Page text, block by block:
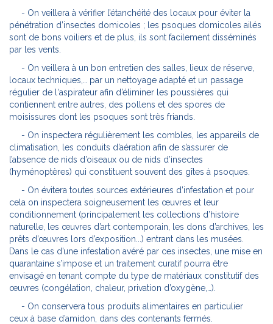
- On veillera à vérifier l’étanchéité des locaux pour éviter la
pénétration d’insectes domicoles ; les psoques domicoles ailés
sont de bons voiliers et de plus, ils sont facilement disséminés
par les vents.
- On veillera à un bon entretien des salles, lieux de réserve,
locaux techniques,… par un nettoyage adapté et un passage
régulier de l‘aspirateur afin d’éliminer les poussières qui
contiennent entre autres, des pollens et des spores de
moisissures dont les psoques sont très friands.
- On inspectera régulièrement les combles, les appareils de
climatisation, les conduits d’aération afin de s’assurer de
l’absence de nids d’oiseaux ou de nids d’insectes
(hyménoptères) qui constituent souvent des gîtes à psoques.
- On évitera toutes sources extérieures d’infestation et pour
cela on inspectera soigneusement les œuvres et leur
conditionnement (principalement les collections d’histoire
naturelle, les œuvres d’art contemporain, les dons d’archives, les
prêts d’œuvres lors d’exposition...) entrant dans les musées.
Dans le cas d’une infestation avéré par ces insectes, une mise en
quarantaine s’impose et un traitement curatif pourra être
envisagé en tenant compte du type de matériaux constitutif des
œuvres (congélation, chaleur, privation d’oxygène,…).
- On conservera tous produits alimentaires en particulier
ceux à base d’amidon, dans des contenants fermés.